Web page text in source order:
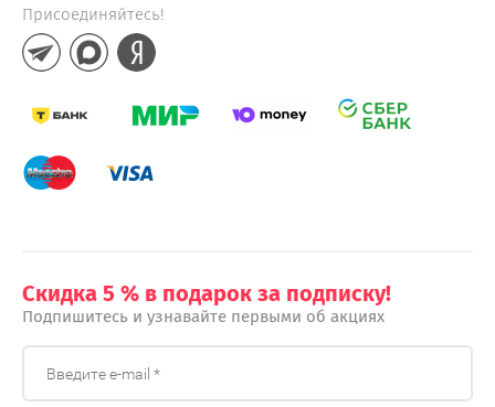
Присоединяйтесь!
Скидка 5 % в подарок за подписку!
Подпишитесь и узнавайте первыми об акциях